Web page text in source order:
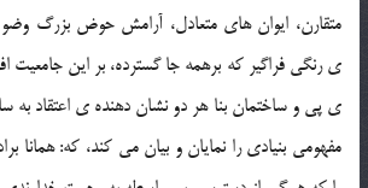
متقارن، ایوان های متعادل، آرامش حوض بزرگ
ی رنگی فراگیر که برهمه جا گسترده، بر این
ی پی و ساختمان بنا هر دو نشان دهنده ی اعتقاد
مفهومی بنیادی را نمایان و بیان می کند، که: همانا